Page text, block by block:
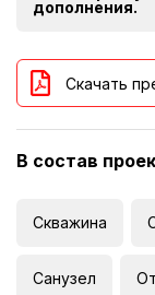
дополнения.
Скачать
В состав
Скважина
Санузел